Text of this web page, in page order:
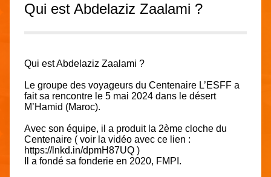
Qui est Abdelaziz Zaalami ?
Qui estAbdelaziz Zaalami ?
Le groupe des voyageurs du Centenaire L’ESFF a
fait sa rencontre le 5 mai 2024 dans le désert
M’Hamid (Maroc).
Avec son équipe, il a produit la 2ème cloche du
Centenaire ( voir la vidéo avec ce lien :
https://lnkd.in/dpmH87UQ )
Il a fondé sa fonderie en 2020, FMPI.